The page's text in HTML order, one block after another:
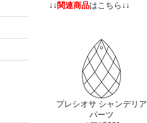
↓↓ 関連商品はこちら↓↓
プレシオサ シャンデリア
パーツ